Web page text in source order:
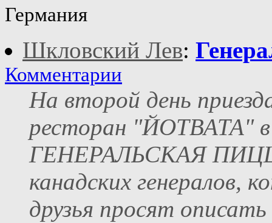
Германия
Шкловский Лев:
Комментарии
На второй день
ресторан "ЙОТВАТА"
ГЕНЕРАЛЬСКАЯ
канадских генералов,
друзья просят